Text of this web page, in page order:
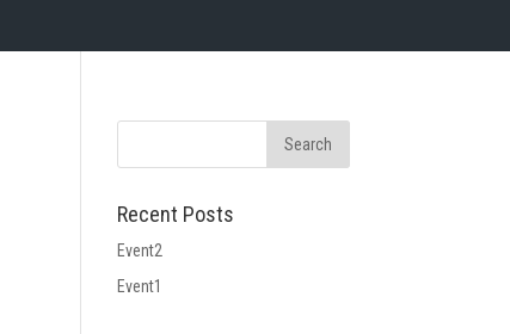
Recent Posts
Event2
Event1